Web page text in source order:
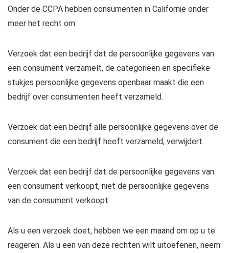
Onder de CCPA hebben consumenten in Californië onder
meer het recht om:
Verzoek dat een bedrijf dat de persoonlijke gegevens van
een consument verzamelt, de categorieën en specifieke
stukjes persoonlijke gegevens openbaar maakt die een
bedrijf over consumenten heeft verzameld.
Verzoek dat een bedrijf alle persoonlijke gegevens over de
consument die een bedrijf heeft verzameld, verwijdert.
Verzoek dat een bedrijf dat de persoonlijke gegevens van
een consument verkoopt, niet de persoonlijke gegevens
van de consument verkoopt.
Als u een verzoek doet, hebben we een maand om op u te
reageren. Als u een van deze rechten wilt uitoefenen, neem